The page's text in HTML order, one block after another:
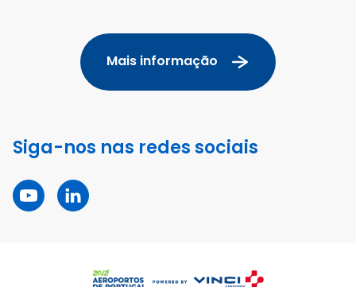
Mais informação
Siga-nos nas redes sociais